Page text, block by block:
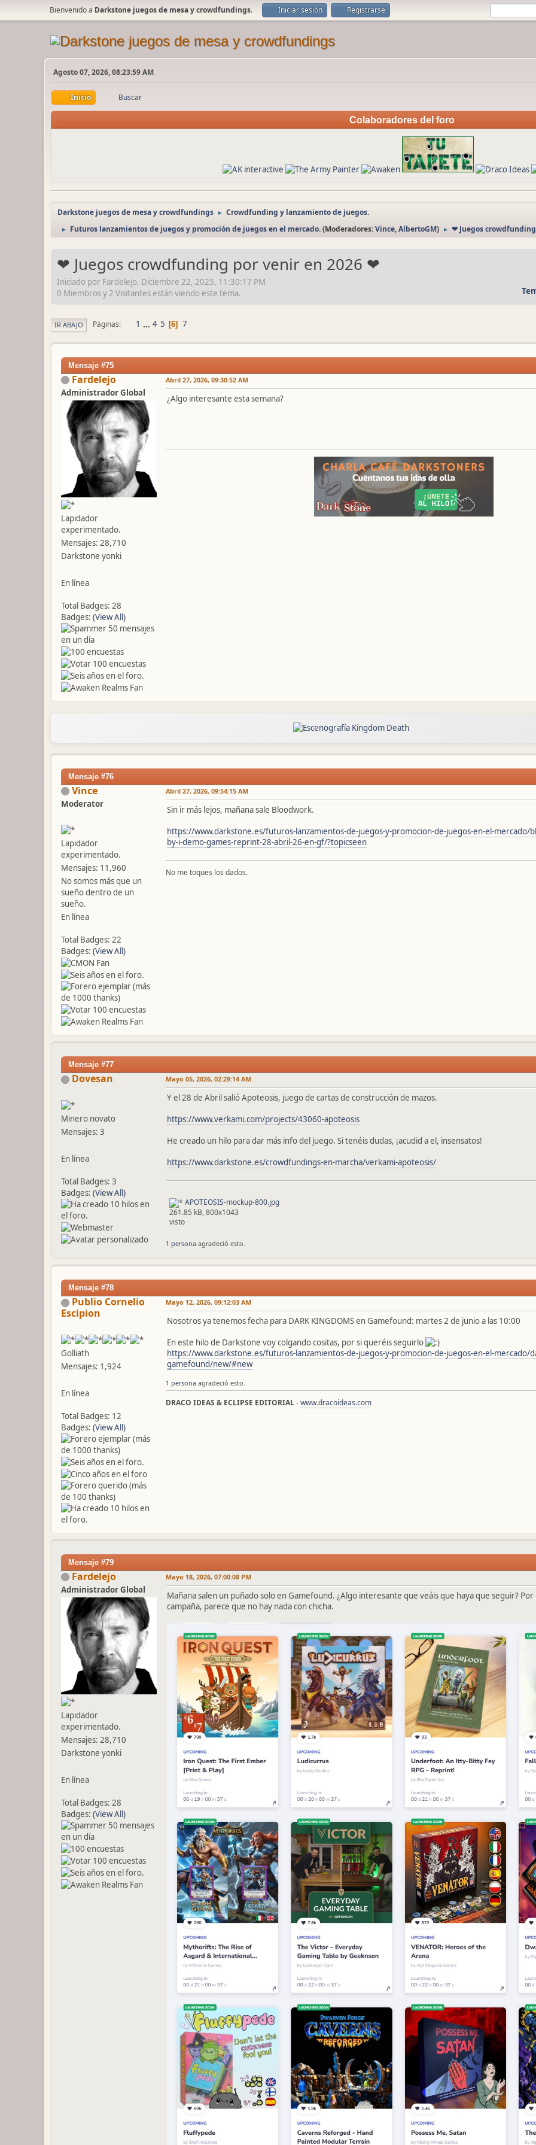
Bienvenido a Darkstone juegos de mesa y crowdfundings. Iniciar sesión Registrarse
Agosto 07, 2026, 08:23:59 AM
Inicio Buscar
Colaboradores del foro
Darkstone juegos de mesa y crowdfundings ► Crowdfunding y lanzamiento de juegos.
► Futuros lanzamientos de juegos y promoción de juegos en el mercado.(Moderadores:Vince,AlbertoGM) ► ❤ Juegos
❤ Juegos crowdfunding por venir en 2026 ❤
Iniciado por Fardelejo, Diciembre 22, 2025, 11:30:17 PM
0 Miembros y 2 Visitantes están viendo este tema.
IR ABAJO Páginas 1 ... 4 5 6 7
Mensaje #75
Fardelejo
Administrador Global
Lapidador
experimentado.
Mensajes: 28,710
Darkstone yonki
En línea
Total Badges: 28
Badges: (View All)
Abril 27, 2026, 09:30:52 AM
¿Algo interesante esta semana?
Mensaje #76
Vince
Moderator
Lapidador
experimentado.
Mensajes: 11,960
No somos más que un
sueño dentro de un
sueño.
En línea
Total Badges: 22
Badges: (View All)
Abril 27, 2026, 09:54:15 AM
Sin ir más lejos, mañana sale Bloodwork.
https://www.darkstone.es/futuros-lanzamientos-de-juegos-y-promocion-de-juegos-en-el-mercado/
by-i-demo-games-reprint-28-abril-26-en-gf/?topicseen
No me toques los dados.
Mensaje #77
Dovesan
Minero novato
Mensajes: 3
En línea
Total Badges: 3
Badges: (View All)
Mayo 05, 2026, 02:29:14 AM
Y el 28 de Abril salió Apoteosis, juego de cartas de construcción de mazos.
https://www.verkami.com/projects/43060-apoteosis
He creado un hilo para dar más info del juego. Si tenéis dudas, ¡acudid a el, insensatos!
https://www.darkstone.es/crowdfundings-en-marcha/verkami-apoteosis/
APOTEOSIS-mockup-800.jpg
261.85 kB, 800x1043
visto
1 persona agradeció esto.
Mensaje #78
Publio Cornelio
Escipion
Golliath
Mensajes: 1,924
En línea
Total Badges: 12
Badges: (View All)
Mayo 12, 2026, 09:12:03 AM
Nosotros ya tenemos fecha para DARK KINGDOMS en Gamefound: martes 2 de junio a las 10:00
En este hilo de Darkstone voy colgando cositas, por si queréis seguirlo
https://www.darkstone.es/futuros-lanzamientos-de-juegos-y-promocion-de-juegos-en-el-mercado/
gamefound/new/#new
1 persona agradeció esto.
DRACO IDEAS & ECLIPSE EDITORIAL-www.dracoideas.com
Mensaje #79
Fardelejo
Administrador Global
Lapidador
experimentado.
Mensajes: 28,710
Darkstone yonki
En línea
Total Badges: 28
Badges: (View All)
Mayo 18, 2026, 07:00:08 PM
Mañana salen un puñado solo en Gamefound. ¿Algo interesante que veáis que haya que seguir?
campaña, parece que no hay nada con chicha.